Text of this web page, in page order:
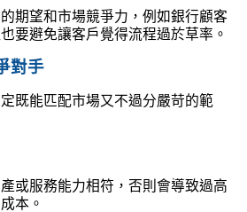
期望和市場競爭力，例如銀行顧客
要避免讓客戶覺得流程過於草率。
對手
既能匹配市場又不過分嚴苛的範
或服務能力相符，否則會導致過高
本。